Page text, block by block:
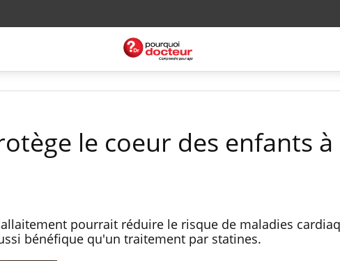
le coeur des enfants à
pourrait réduire le risque de maladies
bénéfique qu'un traitement par statines.